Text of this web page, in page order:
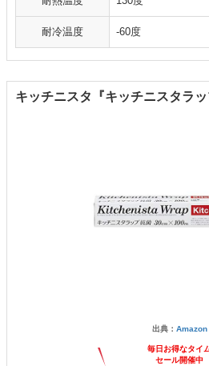
耐冷温度 -60度
キッチニスタ『キッチニスタラッ
出典： Amazon
毎日お得なタイ
セール開催中